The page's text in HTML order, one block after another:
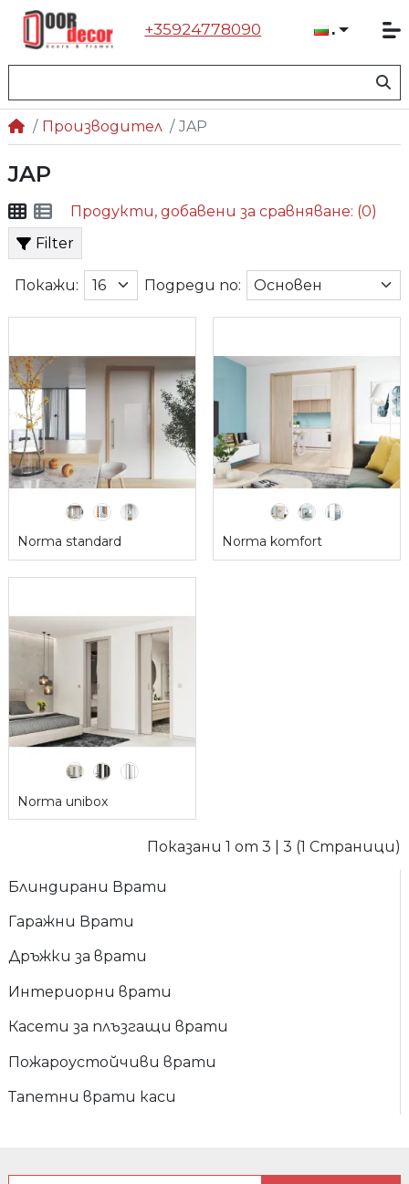
+35924778090
Производител JAP
Блиндирани Врати
Гаражни Врати
Дръжки за врати
Интериорни врати
Касети за плъзгащи врати
Пожароустойчиви врати
Тапетни врати каси
JAP
Filter
Продукти, добавени за сравняване: (0)
Покажи: Подреди по:
Norma standard Norma komfort
Norma unibox
Показани 1 от 3 | 3 (1 Страници)